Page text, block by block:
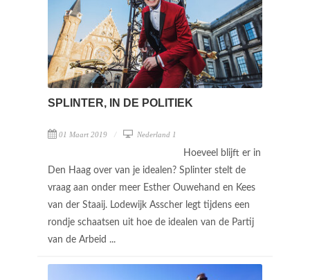
SPLINTER, IN DE POLITIEK
01 Maart 2019 Nederland 1
Hoeveel blijft er in
Den Haag over van je idealen? Splinter stelt de
vraag aan onder meer Esther Ouwehand en Kees
van der Staaij. Lodewijk Asscher legt tijdens een
rondje schaatsen uit hoe de idealen van de Partij
van de Arbeid ...